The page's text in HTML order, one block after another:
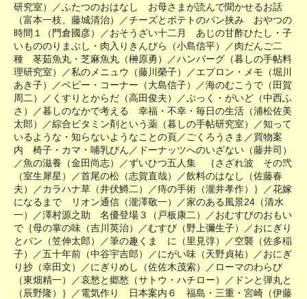
研究室）／ふたつのおはなし お母さまが読んで聞かせるお話
（富本一枝、藤城清治）／チーズとポテトのパン挟み おやつの
時間１（門倉國彦）／おそうざい十二月 あじの甘酢ひたし・子
いもののりまぶし・肉入りきんぴら（小島信平）／肉だんご二
種 苳茹魚丸・芝麻魚丸（榊原勇）／ハンバーグ（暮しの手帖料
理研究室）／私のメニュウ（藤川榮子）／エプロン・メモ（堀川
あき子）／ベビー・コーナー（大島信子）／海のむこうで（田賀
周二）／くすりとからだ（高田俊夫）／ぶっく・がいど（中西ふ
さ）／暮しのなかで考える 幸福・不幸・毎日の生活（浦松佐美
太郎）／綜合ビタミン剤という薬（暮しの手帖研究室）／知って
いるような・知らないようなことの頁／ごくろうさま／買物案
内 椅子・カマ・哺乳びん／ドーナッツへのいざない（藤井司）
／魚の滋養（金田尚志）／ずいひつ五人集 ｛さざれ波 その弐
（室生犀星）／首尾の松（志賀直哉）／飲料のはなし（佐藤春
夫）／カラハナ草（井伏鱒二）／痔の手術（瀧井孝作）｝／花嫁
になるまで リオン通信（瀧澤敬一）／家のある風景24（清水
一）／澤村源之助 名優登場３（戸板康二）／おむすびのおもい
で｛母の掌の味（吉川英治）／むすび（野上彌生子）／おにぎり
とパン（笠伸太郎）／筆の趣くまゝに（里見弴）／空襲（佐多稲
子）／五十年前（中谷宇吉郎）／にがい味（天野貞祐）／おにぎ
り抄（幸田文）／にぎりめし（佐佐木茂索）／ローマのわらび
（東畑精一）／哀愁と郷愁（サトウ・ハチロー）／ドンと弾丸と
（辰野隆）｝／電気作り 日本案内６ 福島・三重・宮崎（伊藤